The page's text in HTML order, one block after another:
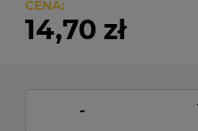
CENA:
14,70 zł
-